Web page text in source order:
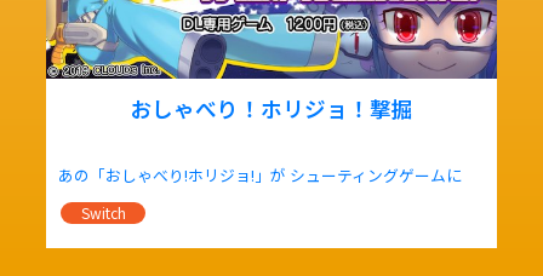
おしゃべり！ホリジョ！撃掘
あの「おしゃべり!ホリジョ!」が シューティングゲームに
Switch